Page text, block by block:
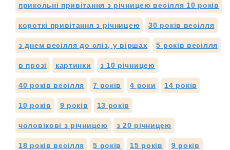
прикольні привітання з річницею весілля 10 років
короткі привітання з річницею 30 років весілля
з днем весілля до сліз, у віршах 5 років весілля
в прозі картинки з 10 річницею
40 років весілля 7 років 4 роки 14 років
10 років 9 років 13 років
чоловікові з річницею з 20 річницею
18 років весілля 5 років 15 років 9 років